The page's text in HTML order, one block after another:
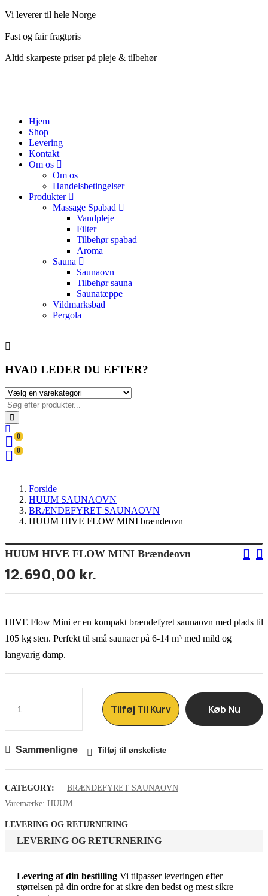
Vi leverer til hele Norge
Fast og fair fragtpris
Altid skarpeste priser på pleje & tilbehør
Hjem
Shop
Levering
Kontakt
Om os
Om os
Handelsbetingelser
Produkter
Massage Spabad
Vandpleje
Filter
Tilbehør spabad
Aroma
Sauna
Saunaovn
Tilbehør sauna
Saunatæppe
Vildmarksbad
Pergola
HVAD LEDER DU EFTER?
0
0
Forside
HUUM SAUNAOVN
BRÆNDEFYRET SAUNAOVN
HUUM HIVE FLOW MINI brændeovn
HUUM HIVE FLOW MINI Brændeovn
12.690,00 kr.
HIVE Flow Mini er en kompakt brændefyret saunaovn med plads til
105 kg sten. Perfekt til små saunaer på 6-14 m³ med mild og
langvarig damp.
Tilføj Til Kurv Køb Nu
Sammenligne Tilføj til ønskeliste
CATEGORY:
BRÆNDEFYRET SAUNAOVN
Varemærke: HUUM
LEVERING OG RETURNERING
LEVERING OG RETURNERING
Levering af din bestilling Vi tilpasser leveringen efter
størrelsen på din ordre for at sikre den bedst og mest sikre